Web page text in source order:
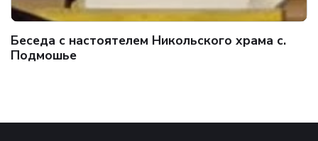
Беседа с настоятелем Никольского храма с.
Подмошье